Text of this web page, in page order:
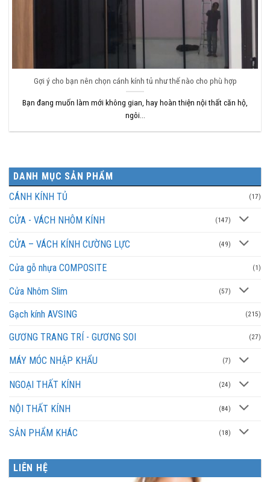
Gợi ý cho bạn nên chọn cánh kính tủ như thế nào cho phù hợp
Bạn đang muốn làm mới không gian, hay hoàn thiện nội thất căn hộ,
ngôi...
DANH MỤC SẢN PHẨM
CÁNH KÍNH TỦ
(17)
CỬA - VÁCH NHÔM KÍNH (147)
CỬA – VÁCH KÍNH CƯỜNG LỰC (49)
Cửa gỗ nhựa COMPOSITE (1)
Cửa Nhôm Slim (57)
Gạch kính AVSING (215)
GƯƠNG TRANG TRÍ - GƯƠNG SOI (27)
MÁY MÓC NHẬP KHẨU (7)
NGOẠI THẤT KÍNH (24)
NỘI THẤT KÍNH (84)
SẢN PHẨM KHÁC (18)
LIÊN HỆ